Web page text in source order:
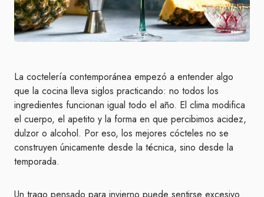
La coctelería contemporánea empezó a entender algo
que la cocina lleva siglos practicando: no todos los
ingredientes funcionan igual todo el año. El clima modifica
el cuerpo, el apetito y la forma en que percibimos acidez,
dulzor o alcohol. Por eso, los mejores cócteles no se
construyen únicamente desde la técnica, sino desde la
temporada.